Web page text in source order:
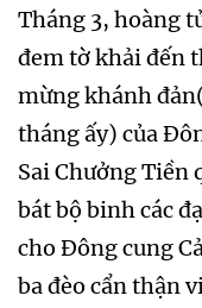
Tháng 3, hoàng
đem tờ khải đến
mừng khánh
tháng ấy) của
Sai Chưởng Tiền
bát bộ binh các
cho Đông cung
ba đèo cẩn thận